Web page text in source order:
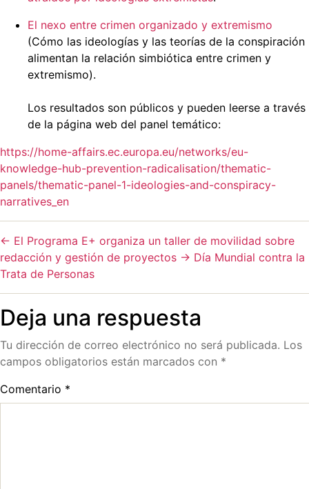
El nexo entre crimen organizado y extremismo
(Cómo las ideologías y las teorías de la conspiración
alimentan la relación simbiótica entre crimen y
extremismo).
Los resultados son públicos y pueden leerse a través
de la página web del panel temático:
https://home-affairs.ec.europa.eu/networks/eu-
knowledge-hub-prevention-radicalisation/thematic-
panels/thematic-panel-1-ideologies-and-conspiracy-
narratives_en
← El Programa E+ organiza un taller de movilidad sobre
redacción y gestión de proyectos → Día Mundial contra la
Trata de Personas
Deja una respuesta
Tu dirección de correo electrónico no será publicada. Los
campos obligatorios están marcados con *
Comentario *